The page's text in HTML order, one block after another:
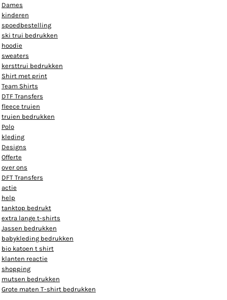
Dames
kinderen
spoedbestelling
ski trui bedrukken
hoodie
sweaters
kersttrui bedrukken
Shirt met print
Team Shirts
DTF Transfers
fleece truien
truien bedrukken
Polo
kleding
Designs
Offerte
over ons
DFT Transfers
actie
help
tanktop bedrukt
extra lange t-shirts
Jassen bedrukken
babykleding bedrukken
bio katoen t shirt
klanten reactie
shopping
mutsen bedrukken
Grote maten T-shirt bedrukken